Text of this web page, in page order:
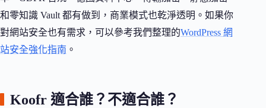
和零知識 Vault 都有做到，商業模式也乾淨透明。如果你
對網站安全也有需求，可以參考我們整理的WordPress 網
站安全強化指南 。
Koofr 適合誰？不適合誰？